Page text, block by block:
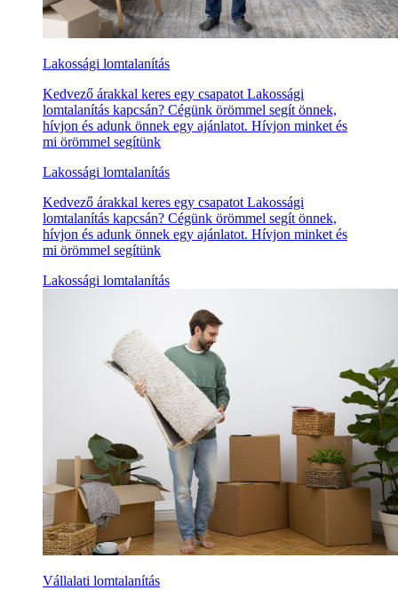
Lakossági lomtalanítás
Kedvező árakkal keres egy csapatot Lakossági
lomtalanítás kapcsán? Cégünk örömmel segít önnek,
hívjon és adunk önnek egy ajánlatot. Hívjon minket és
mi örömmel segítünk
Lakossági lomtalanítás
Kedvező árakkal keres egy csapatot Lakossági
lomtalanítás kapcsán? Cégünk örömmel segít önnek,
hívjon és adunk önnek egy ajánlatot. Hívjon minket és
mi örömmel segítünk
Lakossági lomtalanítás
Vállalati lomtalanítás